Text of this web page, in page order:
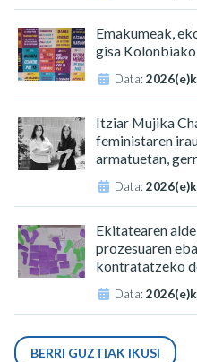
Emakumeak,
gisa
Data:
Itziar Mujika
feministaren
armatuetan,
Data:
Ekitatearen
prozesuaren
kontratatzeko
Data:
BERRI GUZTIAK IKUSI